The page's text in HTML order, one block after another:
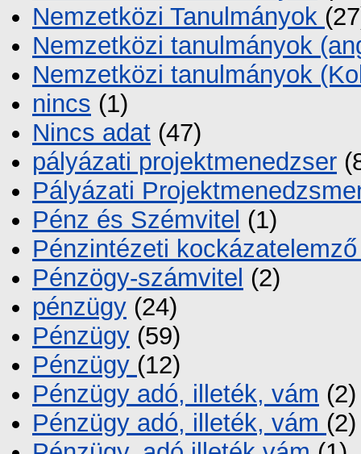
Nemzetközi Tanulmányok
Nemzetközi tanulmányok
Nemzetközi tanulmányok
nincs (1)
Nincs adat (47)
pályázati projektmenedzser
Pályázati
Pénz és Szémvitel (1)
Pénzintézeti
Pénzögy-számvitel (2)
pénzügy (24)
Pénzügy (59)
Pénzügy (12)
Pénzügy adó, illeték, vám (2)
Pénzügy adó, illeték, vám (2)